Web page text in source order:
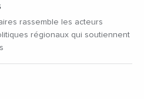
rassemble les acteurs
régionaux qui soutiennent